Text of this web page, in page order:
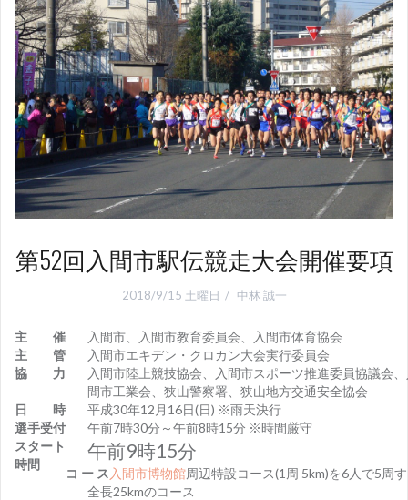
第52回入間市駅伝競走大会開催要項
2018/9/15 土曜日 中林 誠一
主 催
入間市、入間市教育委員会、入間市体育協会
主 管
入間市エキデン・クロカン大会実行委員会
協 力
入間市陸上競技協会、入間市スポーツ推進委員協議会
間市工業会、狭山警察署、狭山地方交通安全協会
日 時
平成30年12月16日(日) ※雨天決行
選手受付
午前7時30分～午前8時15分 ※時間厳守
スタート
時間
午前9時15分
コ ー ス 入間市博物館周辺特設コース(1周 5km)を6人で5周
全長25kmのコース